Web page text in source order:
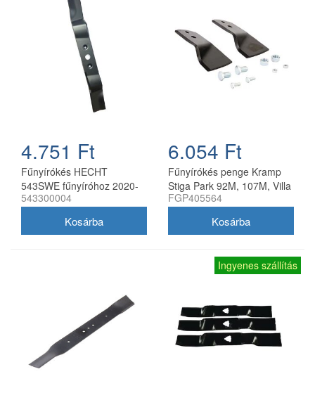
4.751 Ft
Fűnyírókés HECHT
543SWE fűnyíróhoz 2020-
21
543300004
6.054 Ft
Fűnyírókés penge Kramp
Stiga Park 92M, 107M, Villa
92M, 107M 170 mm
FGP405564
Ingyenes szállítás